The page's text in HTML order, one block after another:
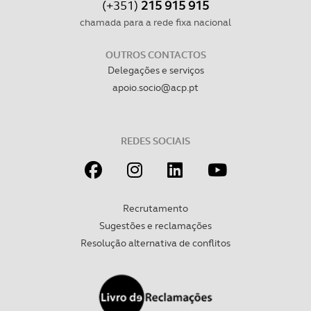
necessário no contexto dos serviços a prestar.
Realçamos que o bloqueio de certo tipo de Cookies e
tecnologias similares pode ter impacto na sua
experiência de navegação no Website e nos serviços
(+351) 215 915 915
chamada para a rede fixa nacional
OUTROS CONTACTOS
Delegações e serviços
apoio.socio@acp.pt
REDES SOCIAIS
Recrutamento
Sugestões e reclamações
Resolução alternativa de conflitos